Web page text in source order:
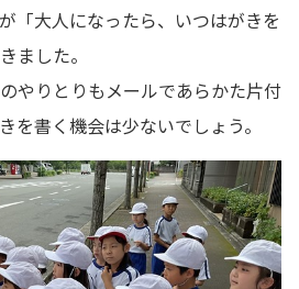
「大人になったら、いつはがきを
ました。
やりとりもメールであらかた片付
を書く機会は少ないでしょう。